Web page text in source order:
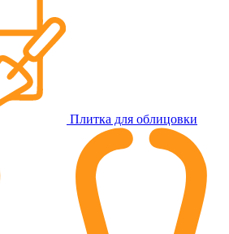
Плитка для облицовки